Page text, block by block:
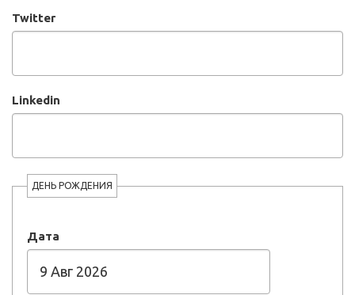
Twitter
Linkedin
ДЕНЬ РОЖДЕНИЯ
Дата